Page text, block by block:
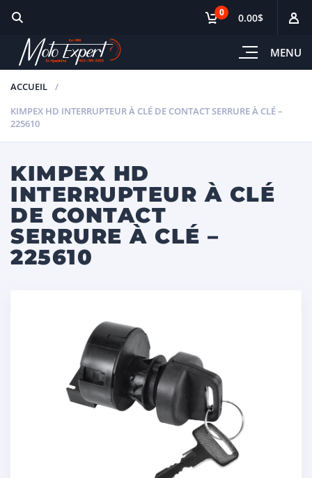
MENU
0 0.00$
ACCUEIL
KIMPEX HD INTERRUPTEUR À CLÉ DE CONTACT SERRURE À CLÉ –
225610
KIMPEX HD
INTERRUPTEUR À CLÉ
DE CONTACT
SERRURE À CLÉ –
225610